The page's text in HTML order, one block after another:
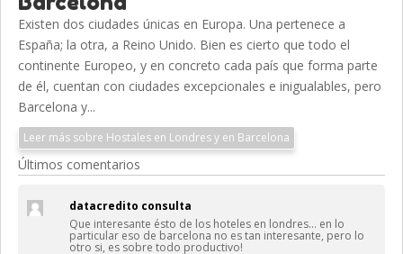
Existen dos ciudades únicas en Europa. Una pertenece a
España; la otra, a Reino Unido. Bien es cierto que todo el
continente Europeo, y en concreto cada país que forma parte
de él, cuentan con ciudades excepcionales e inigualables, pero
Barcelona y...
Leer más sobre Hostales en Londres y en Barcelona
Últimos comentarios
datacredito consulta
Que interesante ésto de los hoteles en londres… en lo
particular eso de barcelona no es tan interesante, pero lo
otro si, es sobre todo productivo!